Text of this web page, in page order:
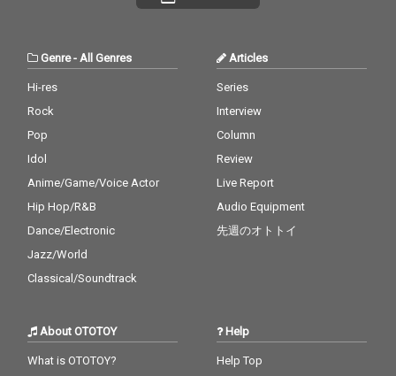
Genre- All Genres
Hi-res
Rock
Pop
Idol
Anime/Game/Voice Actor
Hip Hop/R&B
Dance/Electronic
Jazz/World
Classical/Soundtrack
Articles
Series
Interview
Column
Review
Live Report
Audio Equipment
先週のオトトイ
About OTOTOY
What is OTOTOY?
Help
Help Top